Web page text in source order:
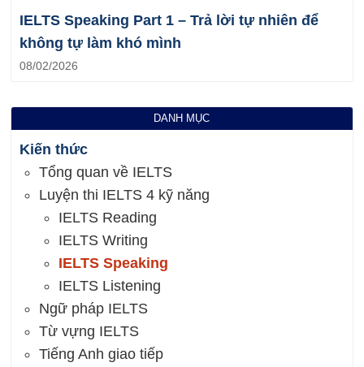
IELTS Speaking Part 1 – Trả lời tự nhiên để
không tự làm khó mình
08/02/2026
DANH MỤC
Kiến thức
Tổng quan về IELTS
Luyện thi IELTS 4 kỹ năng
IELTS Reading
IELTS Writing
IELTS Speaking
IELTS Listening
Ngữ pháp IELTS
Từ vựng IELTS
Tiếng Anh giao tiếp